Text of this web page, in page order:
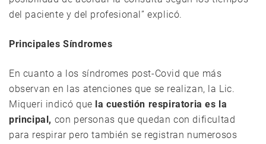
del paciente y del profesional” explicó.
Principales Síndromes
En cuanto a los síndromes post-Covid que más
observan en las atenciones que se realizan, la Lic.
Miqueri indicó que la cuestión respiratoria es la
principal, con personas que quedan con dificultad
para respirar pero también se registran numerosos